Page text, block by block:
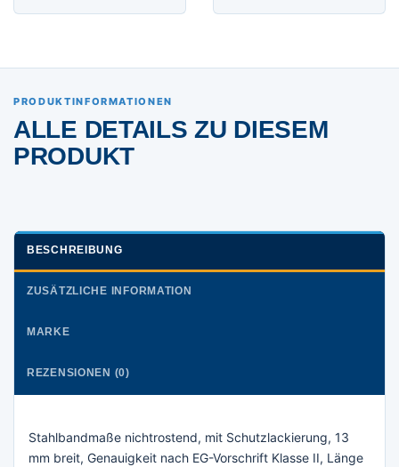
PRODUKTINFORMATIONEN
ALLE DETAILS ZU DIESEM
PRODUKT
BESCHREIBUNG
ZUSÄTZLICHE INFORMATION
MARKE
REZENSIONEN (0)
Stahlbandmaße nichtrostend, mit Schutzlackierung, 13
mm breit, Genauigkeit nach EG-Vorschrift Klasse II, Länge